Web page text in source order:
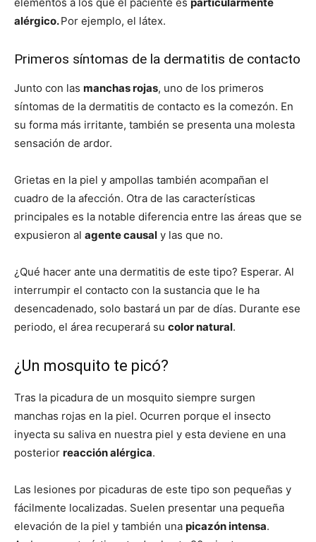
alérgico.Por ejemplo, el látex.
Primeros síntomas de la dermatitis de contacto
Junto con las manchas rojas, uno de los primeros
síntomas de la dermatitis de contacto es la comezón. En
su forma más irritante, también se presenta una molesta
sensación de ardor.
Grietas en la piel y ampollas también acompañan el
cuadro de la afección. Otra de las características
principales es la notable diferencia entre las áreas que se
expusieron al agente causal y las que no.
¿Qué hacer ante una dermatitis de este tipo? Esperar. Al
interrumpir el contacto con la sustancia que le ha
desencadenado, solo bastará un par de días. Durante ese
periodo, el área recuperará su color natural.
¿Un mosquito te picó?
Tras la picadura de un mosquito siempre surgen
manchas rojas en la piel. Ocurren porque el insecto
inyecta su saliva en nuestra piel y esta deviene en una
posterior reacción alérgica.
Las lesiones por picaduras de este tipo son pequeñas y
fácilmente localizadas. Suelen presentar una pequeña
elevación de la piel y también una picazón intensa.